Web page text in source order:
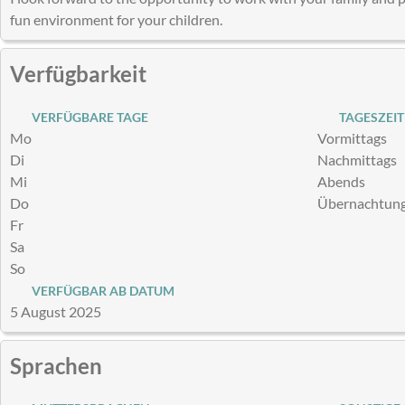
fun environment for your children.
Verfügbarkeit
VERFÜGBARE TAGE
Mo
Di
Mi
Do
Fr
Sa
So
TAGESZEIT
Vormittags
Nachmittags
Abends
VERFÜGBAR AB DATUM
5 August 2025
Sprachen